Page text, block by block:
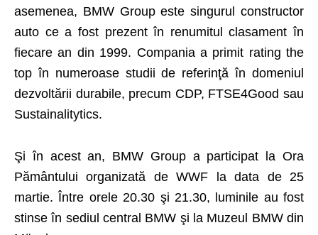
asemenea, BMW Group este singurul constructor
auto ce a fost prezent în renumitul clasament în
fiecare an din 1999. Compania a primit rating the
top în numeroase studii de referinţă în domeniul
dezvoltării durabile, precum CDP, FTSE4Good sau
Sustainalitytics.
Şi în acest an, BMW Group a participat la Ora
Pământului organizată de WWF la data de 25
martie. Între orele 20.30 şi 21.30, luminile au fost
stinse în sediul central BMW şi la Muzeul BMW din